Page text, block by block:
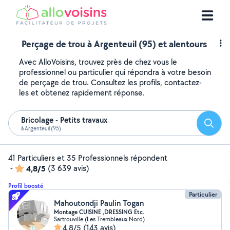
Perçage de trou à Argenteuil (95) et alentours
Avec AlloVoisins, trouvez près de chez vous le
professionnel ou particulier qui répondra à votre besoin
de perçage de trou. Consultez les profils, contactez-
les et obtenez rapidement réponse.
Bricolage - Petits travaux
à Argenteuil (95)
41 Particuliers et 35 Professionnels répondent
-
4,8/5 (3 639 avis)
Profil boosté
Particulier
Mahoutondji Paulin Togan
Montage CUISINE ,DRESSING Etc.
Sartrouville (Les Trembleaux Nord)
4,8/5 (143 avis)